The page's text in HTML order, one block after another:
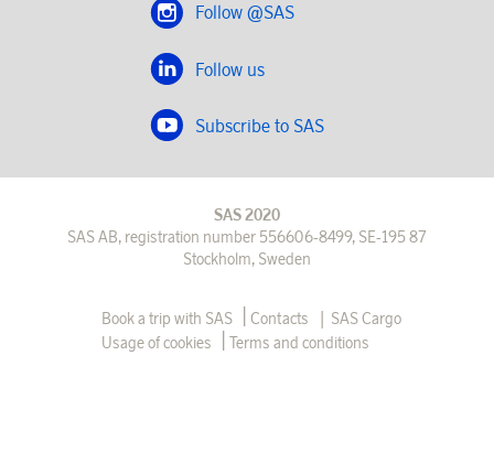
Follow @SAS
Follow us
Subscribe to SAS
SAS 2020
SAS AB, registration number 556606-8499, SE-195 87
Stockholm, Sweden
Book a trip with SAS Contacts | SAS Cargo
Usage of cookies
Terms and conditions